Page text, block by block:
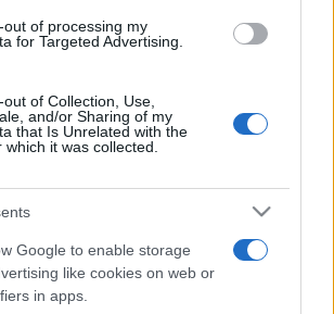
out of processing my
for Targeted Advertising.
of Collection, Use,
and/or Sharing of my
that Is Unrelated with the
which it was collected.
Google to enable storage
like cookies on web or
in apps.
további érdekessége, hogy díszlet-
díjjal kitüntetett, nemzetközileg
Brojboiu első felkérését kapta
első pillanattól kezdve nagyon eleven
és érdeklődésű embert. A darab egy
szól, én pedig nagyon szeretem